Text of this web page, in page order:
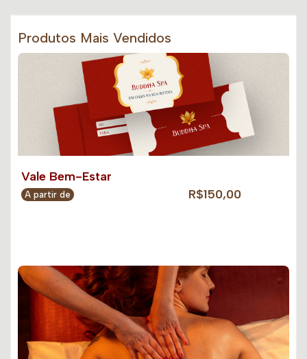
Produtos Mais Vendidos
Vale Bem-Estar
A partir de R$150,00